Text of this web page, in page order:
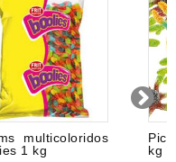
multicoloridos
1 kg
kg